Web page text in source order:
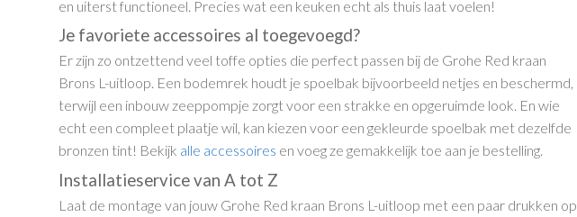
en uiterst functioneel. Precies wat een keuken echt als thuis laat voelen!
Je favoriete accessoires al toegevoegd?
Er zijn zo ontzettend veel toffe opties die perfect passen bij de Grohe Red kraan
Brons L-uitloop. Een bodemrek houdt je spoelbak bijvoorbeeld netjes en beschermd,
terwijl een inbouw zeeppompje zorgt voor een strakke en opgeruimde look. En wie
echt een compleet plaatje wil, kan kiezen voor een gekleurde spoelbak met dezelfde
bronzen tint! Bekijk alle accessoires en voeg ze gemakkelijk toe aan je bestelling.
Installatieservice van A tot Z
Laat de montage van jouw Grohe Red kraan Brons L-uitloop met een paar drukken op